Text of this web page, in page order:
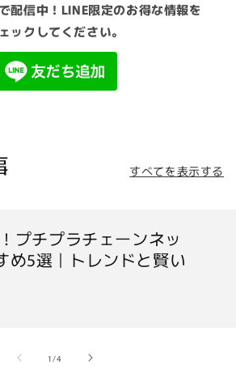
配信中！LINE限定のお得な情報を
ックしてください。
すべてを表示する
プチプラチェーンネッ
め5選｜トレンドと賢い
1/の
4